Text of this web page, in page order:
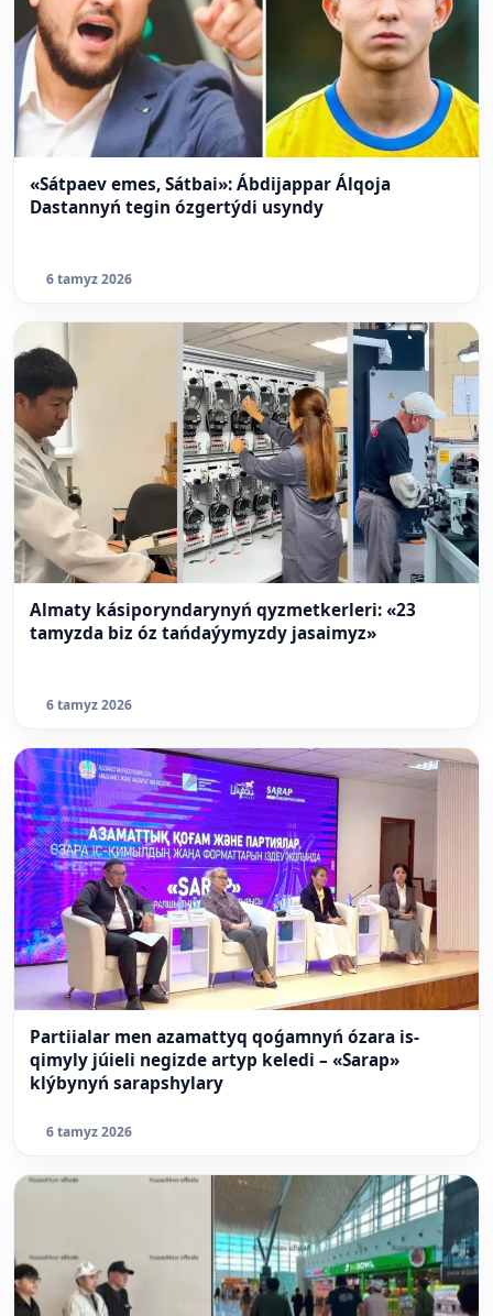
«Sátpaev emes, Sátbai»: Ábdijappar Álqoja
Dastannyń tegin ózgertýdi usyndy
6 tamyz 2026
Almaty kásiporyndarynyń qyzmetkerleri: «23
tamyzda biz óz tańdaýymyzdy jasaimyz»
6 tamyz 2026
Partiialar men azamattyq qoǵamnyń ózara is-
qimyly júieli negizde artyp keledi – «Sarap»
klýbynyń sarapshylary
6 tamyz 2026